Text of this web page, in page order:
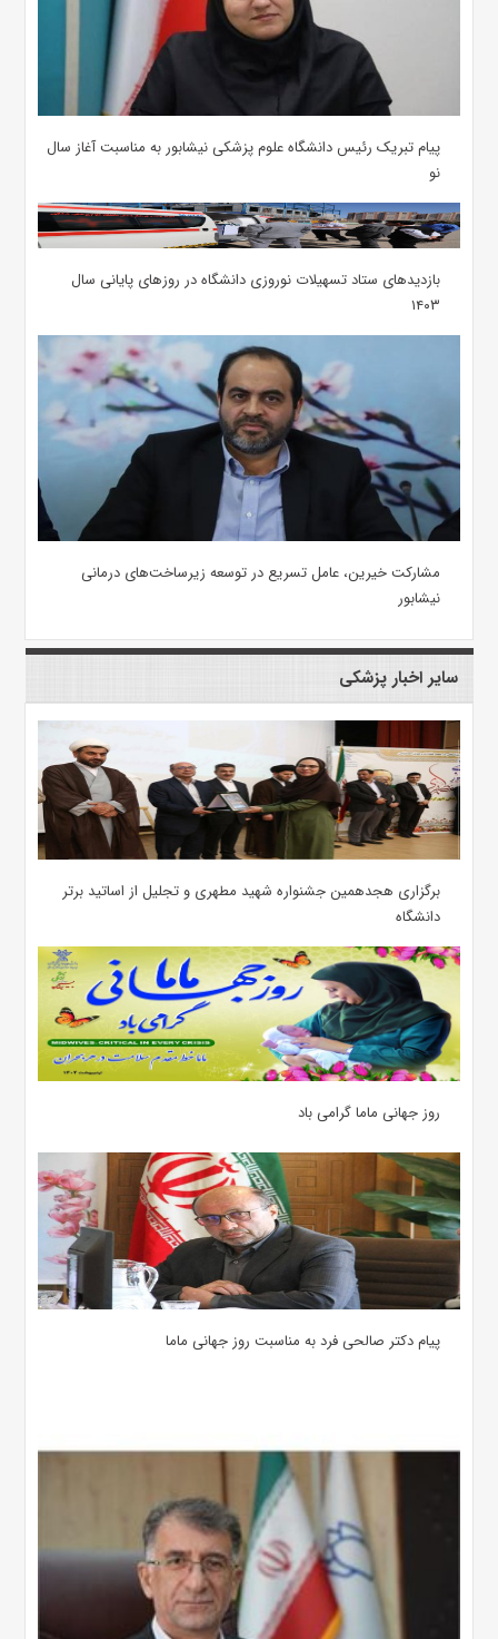
پیام تبریک رئیس دانشگاه علوم پزشکی نیشابور به مناسبت آغاز سال
نو
بازدیدهای ستاد تسهیلات نوروزی دانشگاه در روزهای پایانی سال
۱۴۰۳
مشارکت خیرین، عامل تسریع در توسعه زیرساخت‌های درمانی
نیشابور
سایر اخبار پزشکی
برگزاری هجدهمین جشنواره شهید مطهری و تجلیل از اساتید برتر
دانشگاه
روز جهانی ماما گرامی باد
پیام دکتر صالحی فرد به مناسبت روز جهانی ماما